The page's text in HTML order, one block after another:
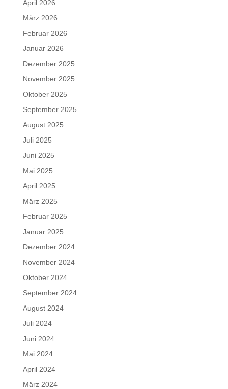
April 2026
März 2026
Februar 2026
Januar 2026
Dezember 2025
November 2025
Oktober 2025
September 2025
August 2025
Juli 2025
Juni 2025
Mai 2025
April 2025
März 2025
Februar 2025
Januar 2025
Dezember 2024
November 2024
Oktober 2024
September 2024
August 2024
Juli 2024
Juni 2024
Mai 2024
April 2024
März 2024